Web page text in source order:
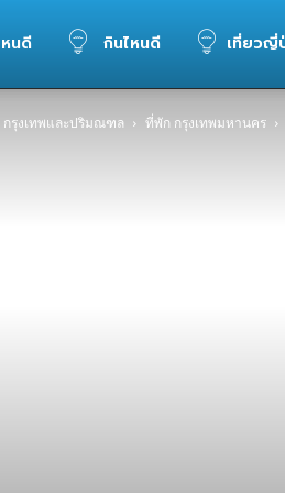
นดี กินไหนดี เที่ยวญี่
รุงเทพและปริมณฑล ที่พัก กรุงเทพมหานคร